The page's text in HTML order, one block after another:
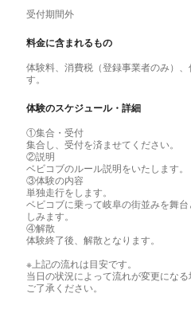
受付期間外
料金に含まれるもの
体験料、消費税（登録事業者のみ）
す。
体験のスケジュール・詳細
①集合・受付
集合し、受付を済ませてください。
②説明
ベビコブのルール説明をいたします。
③体験の内容
単独走行をします。
ベビコブに乗って岐阜の街並みを舞
しみます。
④解散
体験終了後、解散となります。
※上記の流れは目安です。
当日の状況によって流れが変更にな
ご了承ください。